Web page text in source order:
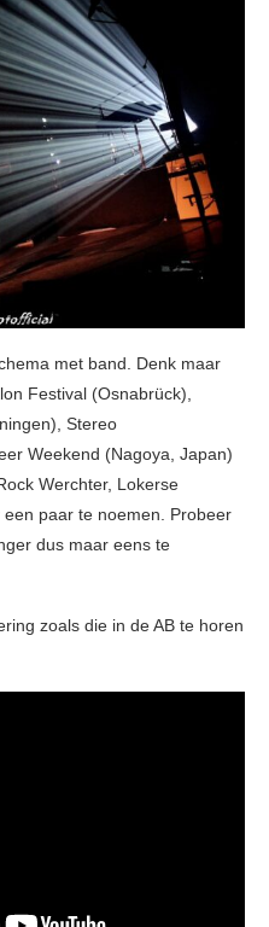
met band. Denk maar
Festival (Osnabrück),
Stereo
Weekend (Nagoya, Japan)
Werchter, Lokerse
paar te noemen. Probeer
dus maar eens te
zoals die in de AB te horen